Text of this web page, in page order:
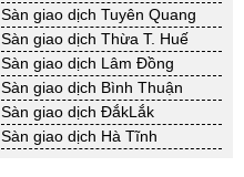
Sàn giao dịch Tuyên Quang
Sàn giao dịch Thừa T. Huế
Sàn giao dịch Lâm Đồng
Sàn giao dịch Bình Thuận
Sàn giao dịch ĐắkLắk
Sàn giao dịch Hà Tĩnh